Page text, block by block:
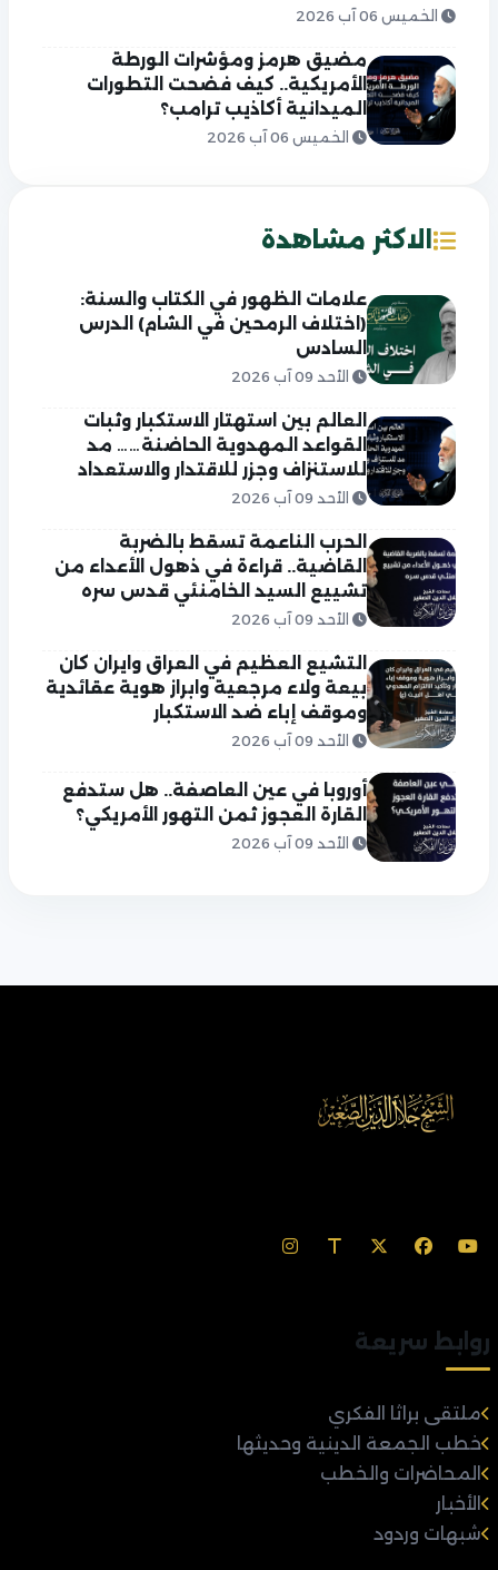
الخميس 06 آب 2026
مضيق هرمز ومؤشرات الورطة
الأمريكية.. كيف فضحت التطورات
الميدانية أكاذيب ترامب؟
الخميس 06 آب 2026
الاكثر مشاهدة
علامات الظهور في الكتاب والسنة:
(اختلاف الرمحين في الشام) الدرس
السادس
الأحد 09 آب 2026
العالم بين استهتار الاستكبار وثبات
القواعد المهدوية الحاضنة…… مد
للاستنزاف وجزر للاقتدار والاستعداد
الأحد 09 آب 2026
الحرب الناعمة تسقط بالضربة
القاضية.. قراءة في ذهول الأعداء من
تشييع السيد الخامنئي قدس سره
الأحد 09 آب 2026
التشيع العظيم في العراق وايران كان
بيعة ولاء مرجعية وابراز هوية عقائدية
وموقف إباء ضد الاستكبار
الأحد 09 آب 2026
أوروبا في عين العاصفة.. هل ستدفع
القارة العجوز ثمن التهور الأمريكي؟
الأحد 09 آب 2026
روابط سريعة
ملتقى براثا الفكري
خطب الجمعة الدينية وحديثها
المحاضرات والخطب
الأخبار
شبهات وردود